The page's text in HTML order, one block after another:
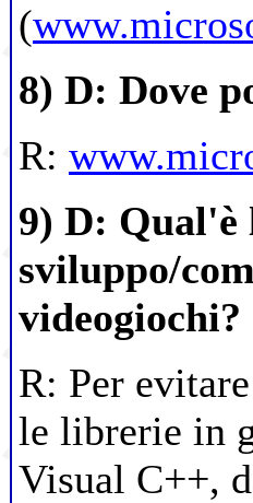
(
8) D: Dove
R:
9) D: Qual'è
sviluppo/
videogiochi?
R: Per
le librerie in
Visual C++,